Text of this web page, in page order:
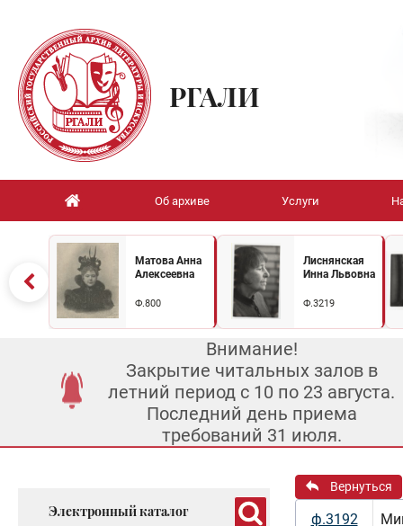
РГАЛИ
Об архиве Услуги
Матова Анна
Алексеевна
Ф.800
Лиснянская
Инна Львовна
Ф.3219
Внимание!
Закрытие читальных залов в
летний период с 10 по 23 августа.
Последний день приема
требований 31 июля.
Электронный каталог
Вернуться
ф.3192